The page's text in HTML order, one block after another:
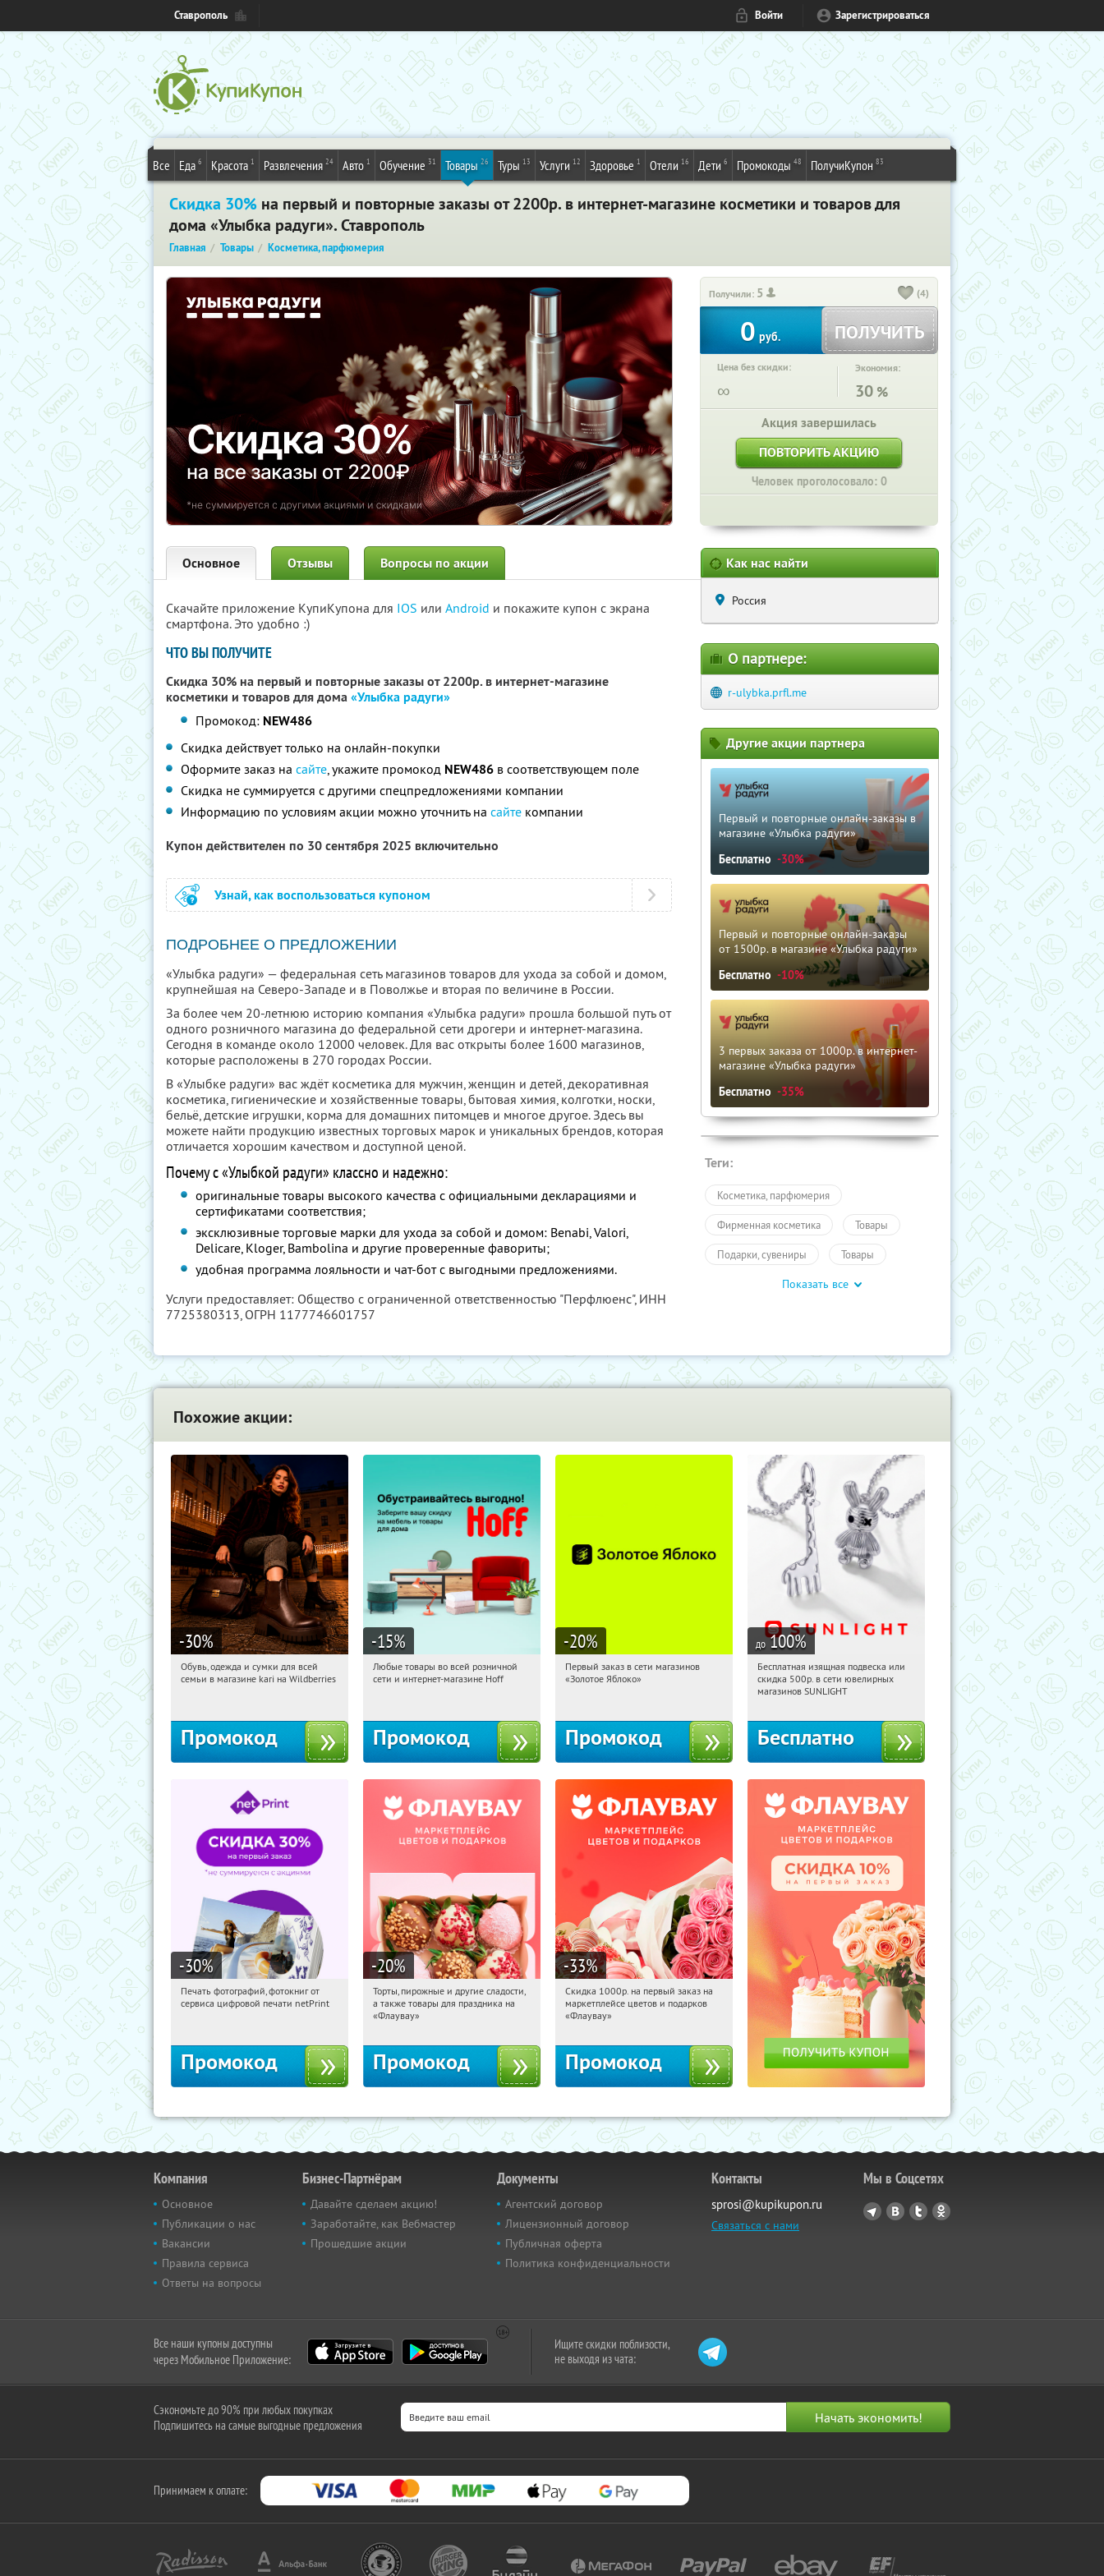
Ставрополь Войти Зарегистрироваться
Все Еда 6 Красота 1 Развлечения 24 Авто 1 Обучение 31 Товары 26 Туры 13 Услуги 12 Здоровье 1 Отели 16 Дети 6 Промокоды 48 ПолучиКупон 83
Скидка 30% на первый и повторные заказы от 2200р. в интернет-магазине косметики и товаров для
дома «Улыбка радуги». Ставрополь
Главная Товары Косметика, парфюмерия
Получили: 5 (4)
0 руб. ПОЛУЧИТЬ
Цена без скидки:
∞
Экономия:
30 %
Акция завершилась
ПОВТОРИТЬ АКЦИЮ
Человек проголосовало: 0
Основное Отзывы Вопросы по акции
Скачайте приложение КупиКупона для IOS или Android и покажите купон с экрана
смартфона. Это удобно :)
ЧТО ВЫ ПОЛУЧИТЕ
Скидка 30% на первый и повторные заказы от 2200р. в интернет-магазине
косметики и товаров для дома«Улыбка радуги»
Промокод: NEW486
Скидка действует только на онлайн-покупки
Оформите заказ на сайте, укажите промокод NEW486 в соответствующем поле
Скидка не суммируется с другими спецпредложениями компании
Информацию по условиям акции можно уточнить на сайте компании
Купон действителен по 30 сентября 2025 включительно
Узнай, как воспользоваться купоном
ПОДРОБНЕЕ О ПРЕДЛОЖЕНИИ
«Улыбка радуги» — федеральная сеть магазинов товаров для ухода за собой и домом,
крупнейшая на Северо-Западе и в Поволжье и вторая по величине в России.
За более чем 20-летнюю историю компания «Улыбка радуги» прошла большой путь от
одного розничного магазина до федеральной сети дрогери и интернет-магазина.
Сегодня в команде около 12000 человек. Для вас открыты более 1600 магазинов,
которые расположены в 270 городах России.
В «Улыбке радуги» вас ждёт косметика для мужчин, женщин и детей, декоративная
косметика, гигиенические и хозяйственные товары, бытовая химия, колготки, носки,
бельё, детские игрушки, корма для домашних питомцев и многое другое. Здесь вы
можете найти продукцию известных торговых марок и уникальных брендов, которая
отличается хорошим качеством и доступной ценой.
Почему с «Улыбкой радуги» классно и надежно:
оригинальные товары высокого качества с официальными декларациями и
сертификатами соответствия;
эксклюзивные торговые марки для ухода за собой и домом: Benabi, Valori,
Delicare, Kloger, Bambolina и другие проверенные фавориты;
удобная программа лояльности и чат-бот с выгодными предложениями.
Услуги предоставляет: Общество с ограниченной ответственностью "Перфлюенс", ИНН
7725380313, ОГРН 1177746601757
Как нас найти
Россия
О партнере:
r-ulybka.prfl.me
Другие акции партнера
Первый и повторные онлайн-заказы в
магазине «Улыбка радуги»
Бесплатно -30%
Первый и повторные онлайн-заказы
от 1500р. в магазине «Улыбка радуги»
Бесплатно -10%
3 первых заказа от 1000р. в интернет-
магазине «Улыбка радуги»
Бесплатно -35%
Теги:
Косметика, парфюмерия
Фирменная косметика Товары
Подарки, сувениры Товары
Красота и здоровье Промокоды
Показать все
Похожие акции:
-30%
20:36:17 Получили:
Обувь, одежда и сумки для всей
семьи в магазине kari на Wildberries
Промокод
-15%
20:36:17 Получили:
Любые товары во всей розничной
сети и интернет-магазине Hoff
Промокод
-20%
20:36:17
Получи первым!
Первый заказ в сети магазинов
«Золотое Яблоко»
Промокод
до 100%
20:36:17 Получили:
Россия
Бесплатная изящная подвеска или
скидка 500р. в сети ювелирных
магазинов SUNLIGHT
Бесплатно
-30%
20:36:17 Получили:
Печать фотографий, фотокниг от
сервиса цифровой печати netPrint
Промокод
-20%
20:36:17 Получили:
Россия
Торты, пирожные и другие сладости,
а также товары для праздника на
«Флаувау»
Промокод
-33%
20:36:17 Получили:
Россия
Скидка 1000р. на первый заказ на
маркетплейсе цветов и подарков
«Флаувау»
Промокод
Компания
Основное
Публикации о нас
Вакансии
Правила сервиса
Ответы на вопросы
Бизнес-Партнёрам
Давайте сделаем акцию!
Заработайте, как Вебмастер
Прошедшие акции
Документы
Агентский договор
Лицензионный договор
Публичная оферта
Политика конфиденциальности
Контакты
sprosi@kupikupon.ru
Связаться с нами
Мы в Соцсетях
Все наши купоны доступны
через Мобильное Приложение:
Ищите скидки поблизости,
не выходя из чата:
Сэкономьте до 90% при любых покупках
Подпишитесь на самые выгодные предложения
Принимаем к оплате: